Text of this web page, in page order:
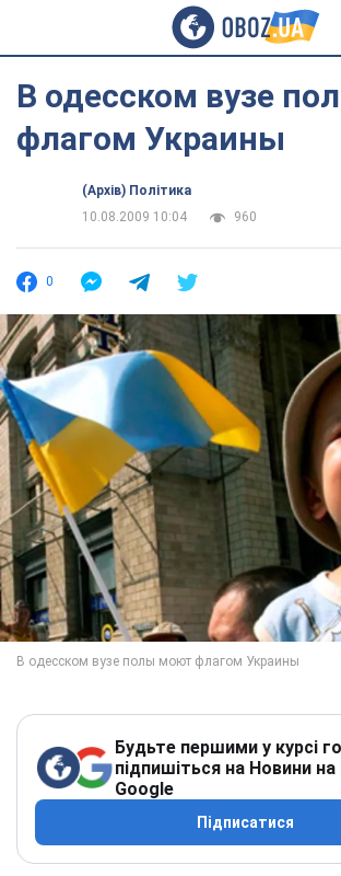
В одесском вузе
флагом Украины
(Архів) Політика
10.08.2009 10:04
960
0
Будьте першими у курсі
підпишіться на Новини на
Google
Підписатися